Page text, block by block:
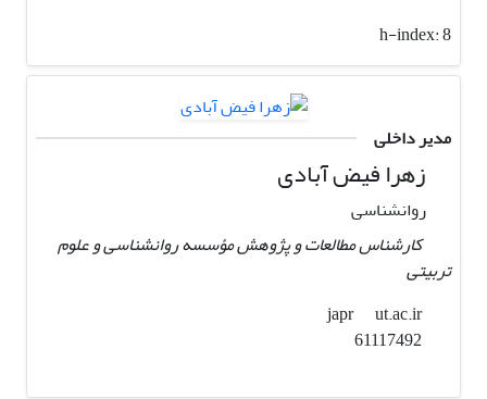
h-index:8
مدیر داخلی
زهرا فیض آبادی
روانشناسی
کارشناس مطالعات و پژوهش مؤسسه روانشناسی و علوم
تربیتی
japr
ut.ac.ir